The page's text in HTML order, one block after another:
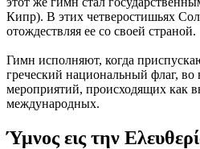
Кипр). В этих четверостишьях
отождествляя ее со своей страной.
Гимн исполняют, когда
греческий национальный флаг,
мероприятий, происходящих как
международных.
Ύμνος εις την